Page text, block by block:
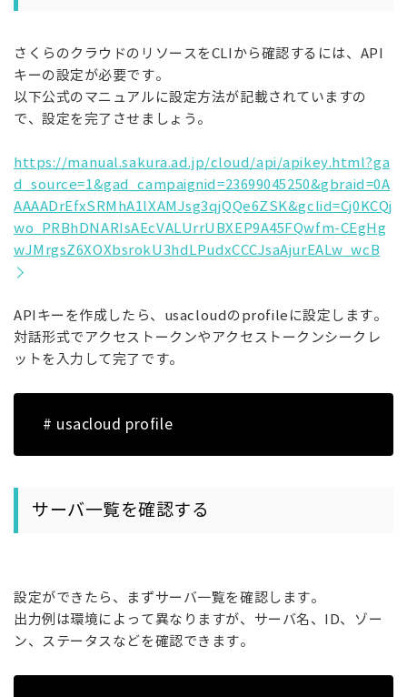
さくらのクラウドのリソースをCLIから確認するには、API
キーの設定が必要です。
以下公式のマニュアルに設定方法が記載されていますの
で、設定を完了させましょう。
https://manual.sakura.ad.jp/cloud/api/apikey.html?ga
d_source=1&gad_campaignid=23699045250&gbraid=0A
AAAADrEfxSRMhA1lXAMJsg3qjQQe6ZSK&gclid=Cj0KCQj
wo_PRBhDNARIsAEcVALUrrUBXEP9A45FQwfm-CEgHg
wJMrgsZ6XOXbsrokU3hdLPudxCCCJsaAjurEALw_wcB
APIキーを作成したら、usacloudのprofileに設定します。
対話形式でアクセストークンやアクセストークンシークレ
ットを入力して完了です。
# usacloud profile
サーバ一覧を確認する
設定ができたら、まずサーバ一覧を確認します。
出力例は環境によって異なりますが、サーバ名、ID、ゾー
ン、ステータスなどを確認できます。